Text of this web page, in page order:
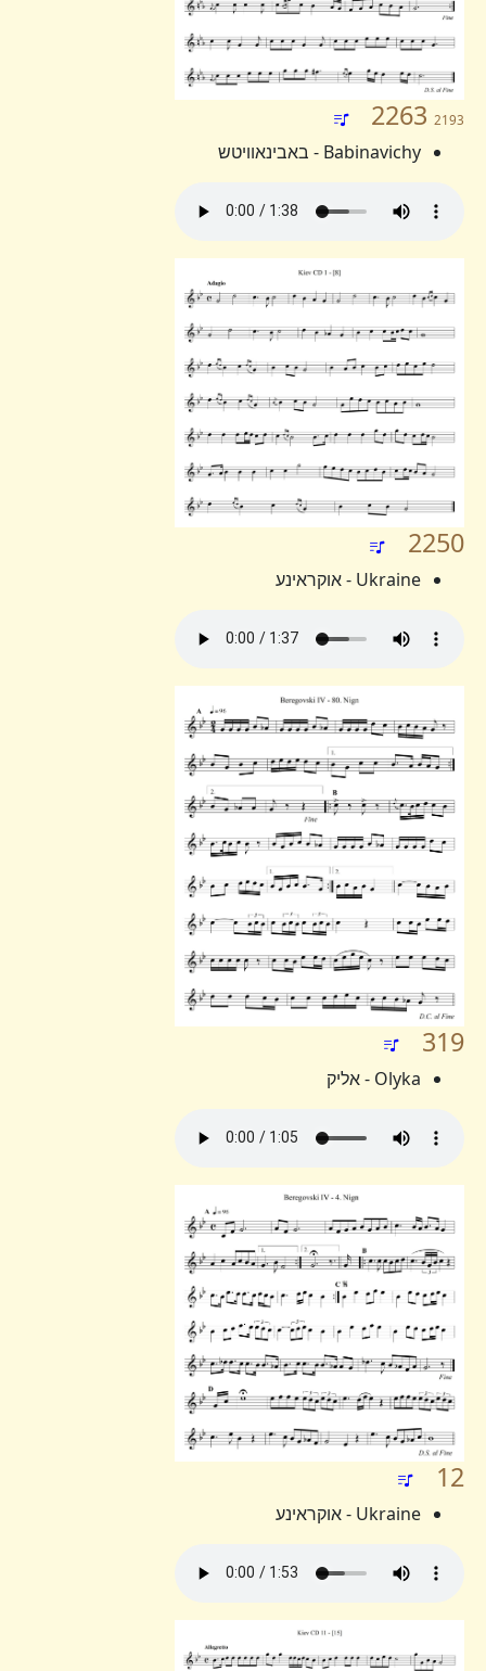
2263 2193
Babinavichy - באבינאוויטש
2250
Ukraine - אוקראינע
319
Olyka - אליק
12
Ukraine - אוקראינע